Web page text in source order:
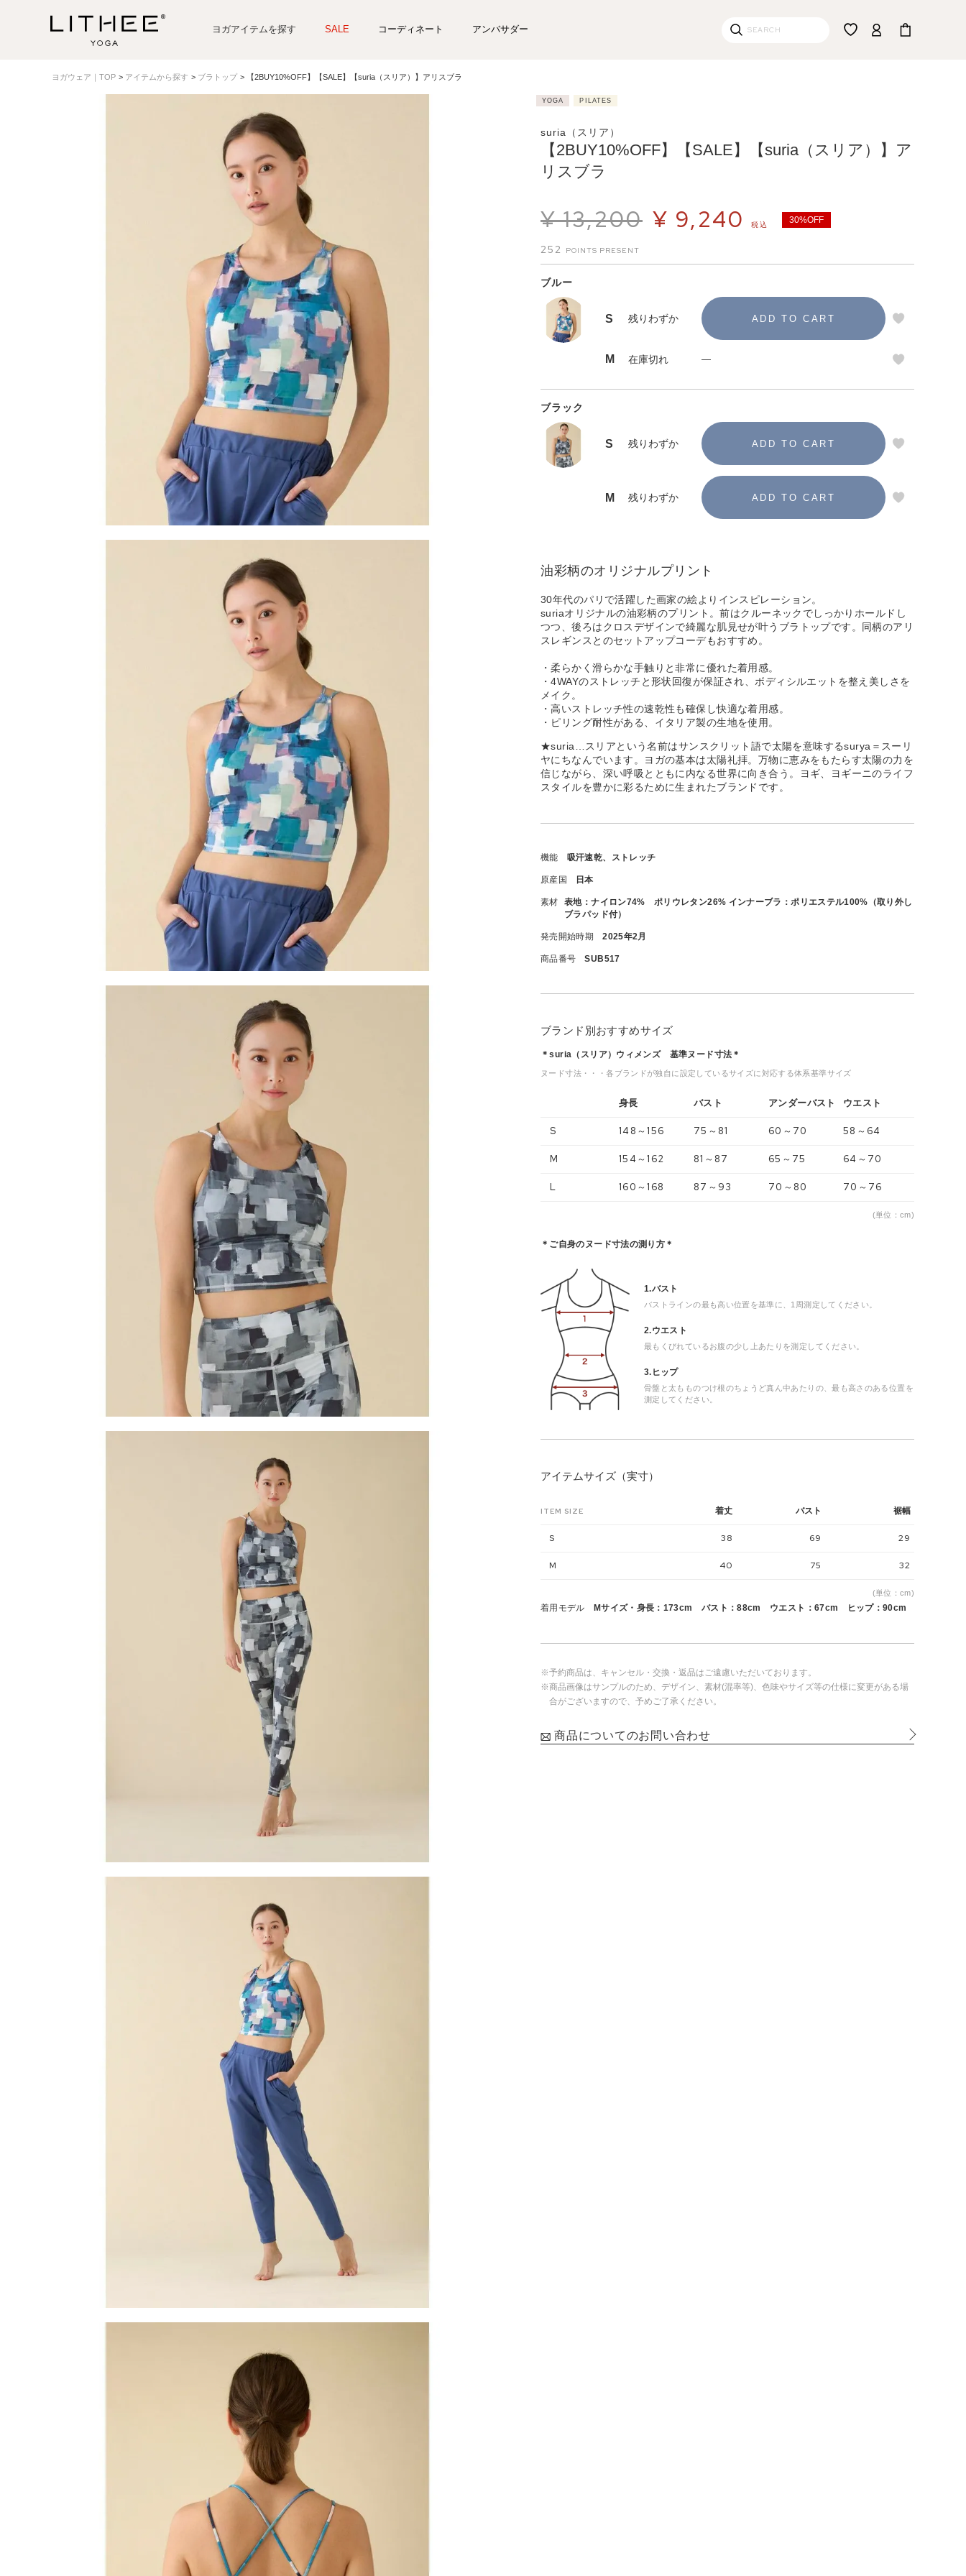
ヨガアイテムを探す SALE コーディネート アンバサダー
ヨガウェア｜TOP アイテムから探す ブラトップ 【2BUY10%OFF】【SALE】【suria（スリア）】アリスブラ
YOGA PILATES
suria（スリア）
【2BUY10%OFF】【SALE】【suria（スリア）】ア
リスブラ
¥ 13,200 ¥ 9,240 税込 30%OFF
252
ブルー
S 残りわずか
M 在庫切れ —
ブラック
S 残りわずか
M 残りわずか
油彩柄のオリジナルプリント
30年代のパリで活躍した画家の絵よりインスピレーション。
suriaオリジナルの油彩柄のプリント。前はクルーネックでしっかりホールドし
つつ、後ろはクロスデザインで綺麗な肌見せが叶うブラトップです。同柄のアリ
スレギンスとのセットアップコーデもおすすめ。
・柔らかく滑らかな手触りと非常に優れた着用感。
・4WAYのストレッチと形状回復が保証され、ボディシルエットを整え美しさを
メイク。
・高いストレッチ性の速乾性も確保し快適な着用感。
・ピリング耐性がある、イタリア製の生地を使用。
★suria…スリアという名前はサンスクリット語で太陽を意味するsurya＝スーリ
ヤにちなんでいます。ヨガの基本は太陽礼拝。万物に恵みをもたらす太陽の力を
信じながら、深い呼吸とともに内なる世界に向き合う。ヨギ、ヨギーニのライフ
スタイルを豊かに彩るために生まれたブランドです。
機能 吸汗速乾、ストレッチ
原産国 日本
素材
表地：ナイロン74% ポリウレタン26% インナーブラ：ポリエステル100%（取り外し
ブラパッド付）
発売開始時期 2025年2月
商品番号 SUB517
ブランド別おすすめサイズ
＊suria（スリア）ウィメンズ 基準ヌード寸法＊
ヌード寸法・・・各ブランドが独自に設定しているサイズに対応する体系基準サイズ
身長 バスト アンダーバスト ウエスト
S 148～156 75～81 60～70 58～64
M 154～162 81～87 65～75 64～70
L 160～168 87～93 70～80 70～76
(単位：cm)
＊ご自身のヌード寸法の測り方＊
1.バスト
バストラインの最も高い位置を基準に、1周測定してください。
2.ウエスト
最もくびれているお腹の少し上あたりを測定してください。
3.ヒップ
骨盤と太もものつけ根のちょうど真ん中あたりの、最も高さのある位置を
測定してください。
アイテムサイズ（実寸）
ITEM SIZE 着丈 バスト 裾幅
S 38 69 29
M 40 75 32
(単位：cm)
着用モデル Mサイズ・身長：173cm バスト：88cm ウエスト：67cm ヒップ：90cm
※予約商品は、キャンセル・交換・返品はご遠慮いただいております。
※商品画像はサンプルのため、デザイン、素材(混率等)、色味やサイズ等の仕様に変更がある場
合がございますので、予めご了承ください。
商品についてのお問い合わせ